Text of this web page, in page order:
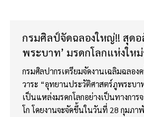
กรมศิลป์จัดฉลองใหญ่!! สุดอ
พระบาท’ มรดกโลกแห่งให
กรมศิลปากรเตรียมจัดงานเฉลิมฉลอง
วาระ “อุทยานประวัติศาสตร์ภูพระบ
เป็นแหล่งมรดกโลกอย่างเป็นทางการ
โก โดยงานจะจัดขึ้นในวันที่ 28 กุมภ